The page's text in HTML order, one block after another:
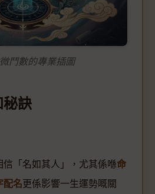
鬥數的專業插圖
秘訣
信「名如其人」，尤其係喺命
配名更係影響一生運勢嘅關